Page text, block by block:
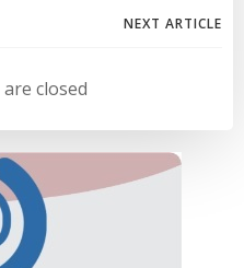
Navegación
NEXT ARTICLE
closed